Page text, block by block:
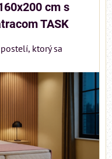
cm s
TASK
ktorý sa